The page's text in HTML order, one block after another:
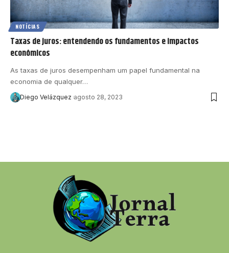
NOTÍCIAS
Taxas de juros: entendendo os fundamentos e impactos
econômicos
As taxas de juros desempenham um papel fundamental na
economia de qualquer…
Diego Velázquez agosto 28, 2023